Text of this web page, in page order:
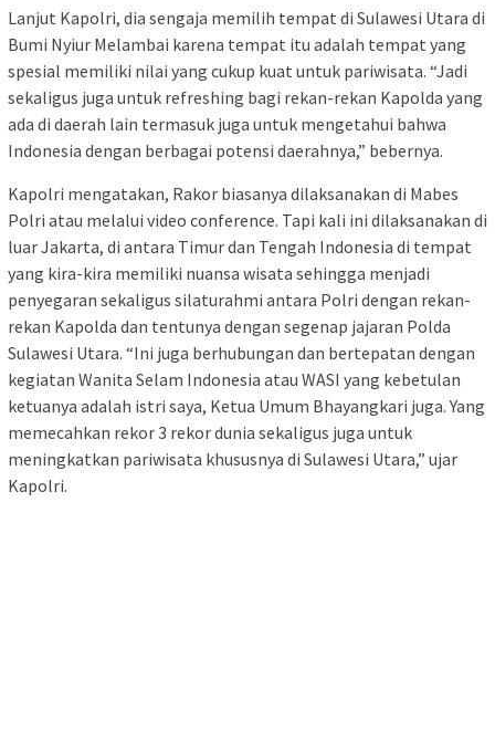
Lanjut Kapolri, dia sengaja memilih tempat di Sulawesi Utara di
Bumi Nyiur Melambai karena tempat itu adalah tempat yang
spesial memiliki nilai yang cukup kuat untuk pariwisata. “Jadi
sekaligus juga untuk refreshing bagi rekan-rekan Kapolda yang
ada di daerah lain termasuk juga untuk mengetahui bahwa
Indonesia dengan berbagai potensi daerahnya,” bebernya.
Kapolri mengatakan, Rakor biasanya dilaksanakan di Mabes
Polri atau melalui video conference. Tapi kali ini dilaksanakan di
luar Jakarta, di antara Timur dan Tengah Indonesia di tempat
yang kira-kira memiliki nuansa wisata sehingga menjadi
penyegaran sekaligus silaturahmi antara Polri dengan rekan-
rekan Kapolda dan tentunya dengan segenap jajaran Polda
Sulawesi Utara. “Ini juga berhubungan dan bertepatan dengan
kegiatan Wanita Selam Indonesia atau WASI yang kebetulan
ketuanya adalah istri saya, Ketua Umum Bhayangkari juga. Yang
memecahkan rekor 3 rekor dunia sekaligus juga untuk
meningkatkan pariwisata khususnya di Sulawesi Utara,” ujar
Kapolri.